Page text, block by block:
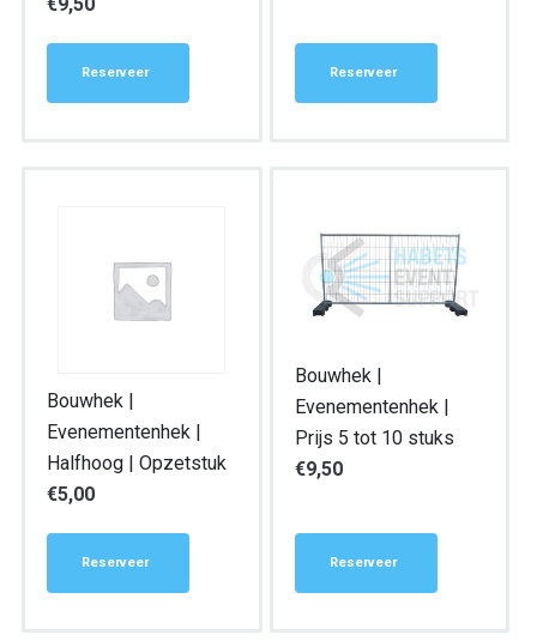
Reserveer Reserveer
Bouwhek |
Evenementenhek |
Halfhoog | Opzetstuk
€5,00
Reserveer
Bouwhek |
Evenementenhek |
Prijs 5 tot 10 stuks
€9,50
Reserveer